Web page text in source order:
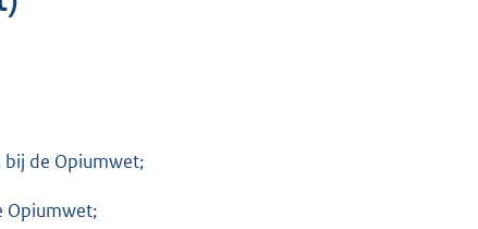
de Opiumwet;
Opiumwet;